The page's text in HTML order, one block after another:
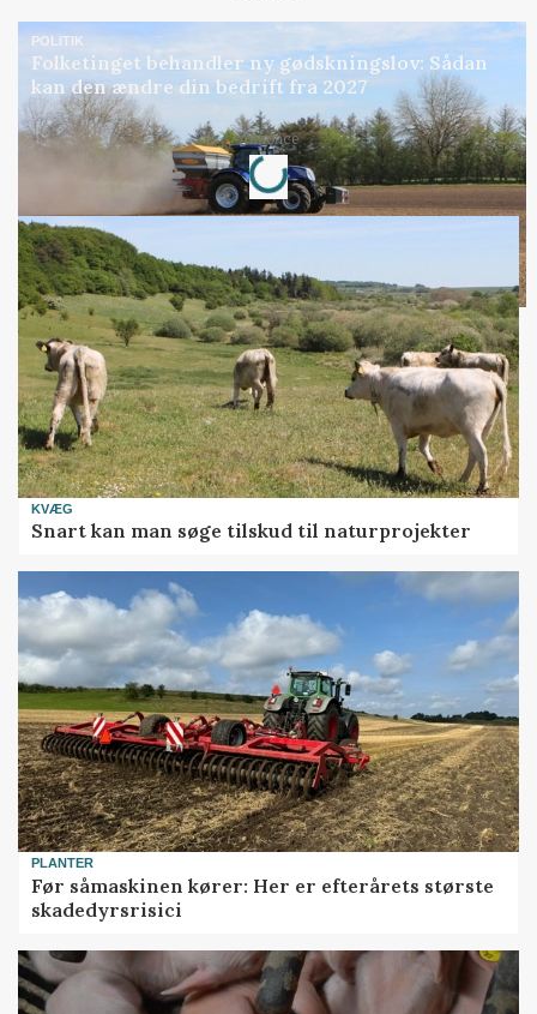
POLITIK
Folketinget behandler ny gødskningslov: Sådan
kan den ændre din bedrift fra 2027
Annonce
Loading...
KVÆG
Snart kan man søge tilskud til naturprojekter
PLANTER
Før såmaskinen kører: Her er efterårets største
skadedyrsrisici